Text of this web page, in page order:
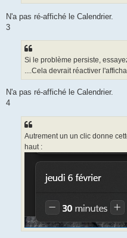
N'a pas ré-affiché le Calendrier.
3
Si le problème persiste,
....Cela devrait réactiver
N'a pas ré-affiché le Calendrier.
4
Autrement un un clic donne
haut :